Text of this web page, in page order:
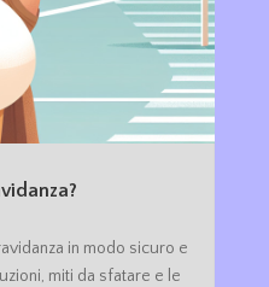
in modo sicuro e
miti da sfatare e le